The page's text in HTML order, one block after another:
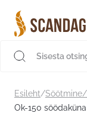
sisu
juurde
Esileht/
Ok-150 söödaküna